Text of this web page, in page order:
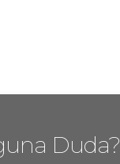
Duda?